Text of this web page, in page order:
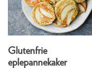
Glutenfrie
eplepannekaker